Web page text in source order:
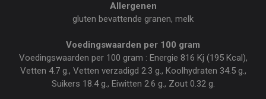
Allergenen
gluten bevattende granen, melk
Voedingswaarden per 100 gram
Voedingswaarden per 100 gram : Energie 816 Kj (195 Kcal),
Vetten 4.7 g., Vetten verzadigd 2.3 g., Koolhydraten 34.5 g.,
Suikers 18.4 g., Eiwitten 2.6 g., Zout 0.32 g.